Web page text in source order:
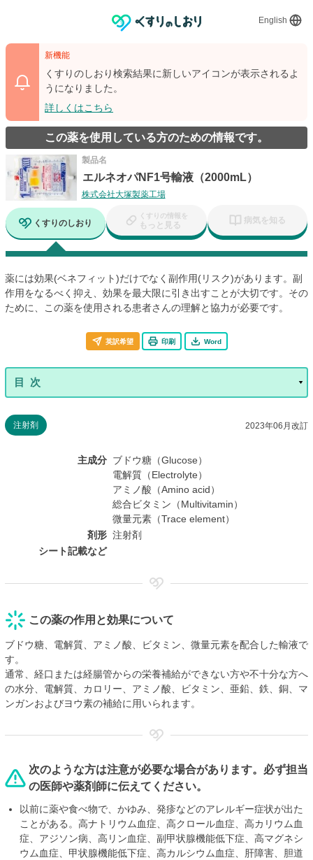
English
新機能
くすりのしおり検索結果に新しいアイコンが表示されるよ
うになりました。
詳しくはこちら
この薬を使用している方のための情報です。
製品名
エルネオパNF1号輸液（2000mL）
株式会社大塚製薬工場
くすりのしおり
くすりの情報を
もっと見る 病気を知る
薬には効果(ベネフィット)だけでなく副作用(リスク)があります。副
作用をなるべく抑え、効果を最大限に引き出すことが大切です。その
ために、この薬を使用される患者さんの理解と協力が必要です。
英訳希望 印刷 Word
注射剤 2023年06月改訂
主成分 ブドウ糖（Glucose）
電解質（Electrolyte）
アミノ酸（Amino acid）
総合ビタミン（Multivitamin）
微量元素（Trace element）
剤形 注射剤
シート記載など
この薬の作用と効果について
ブドウ糖、電解質、アミノ酸、ビタミン、微量元素を配合した輸液で
す。
通常、経口または経腸管からの栄養補給ができない方や不十分な方へ
の水分、電解質、カロリー、アミノ酸、ビタミン、亜鉛、鉄、銅、マ
ンガンおよびヨウ素の補給に用いられます。
次のような方は注意が必要な場合があります。必ず担当
の医師や薬剤師に伝えてください。
以前に薬や食べ物で、かゆみ、発疹などのアレルギー症状が出た
ことがある。高ナトリウム血症、高クロール血症、高カリウム血
症、アジソン病、高リン血症、副甲状腺機能低下症、高マグネシ
ウム血症、甲状腺機能低下症、高カルシウム血症、肝障害、胆道